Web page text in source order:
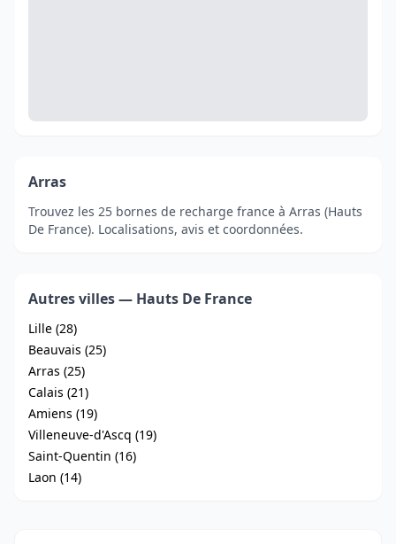
Arras
Trouvez les 25 bornes de recharge france à Arras (Hauts
De France). Localisations, avis et coordonnées.
Autres villes — Hauts De France
Lille (28)
Beauvais (25)
Arras (25)
Calais (21)
Amiens (19)
Villeneuve-d'Ascq (19)
Saint-Quentin (16)
Laon (14)